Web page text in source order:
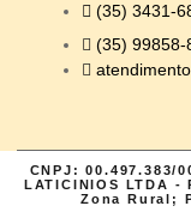
(35) 3431-
(35) 99858-
CNPJ: 00.497.383/
LATICINIOS LTDA
Zona Rural;